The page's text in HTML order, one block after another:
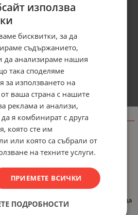
Информация
условия за ползване
за поверителност
използване на бисквитки
свързан с покупка онлайн, можете да
сайта ОРС
използва
бисквитки, за да
съдържанието,
да анализираме нашия
така споделяме
за използването на
ваша страна с нашите
реклама и анализи,
я комбинират с друга
която сте им
или която са събрали от
на техните услуги.
ПРИЕМЕТЕ ВСИЧКИ
ПОДРОБНОСТИ